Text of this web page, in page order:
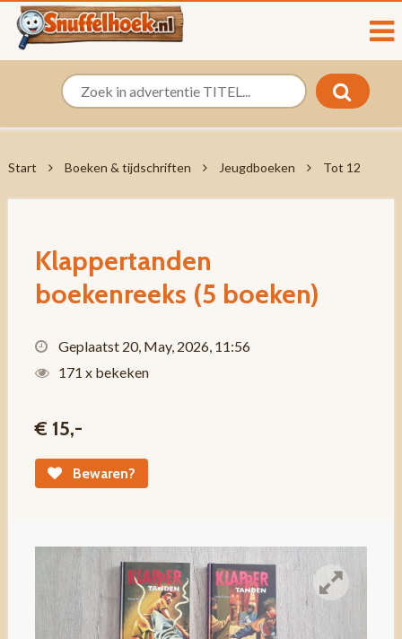
Start Boeken & tijdschriften Jeugdboeken Tot 12
Klappertanden
boekenreeks (5 boeken)
Geplaatst 20, May, 2026, 11:56
171 x bekeken
€ 15,-
Bewaren?